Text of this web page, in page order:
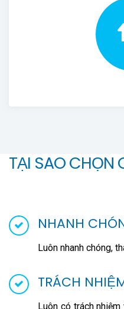
TẠI SAO CHỌN
NHANH
Luôn nhanh chóng,
TRÁCH
Luôn có trách